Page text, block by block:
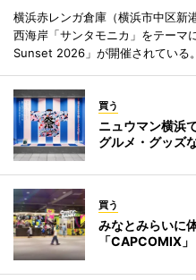
横浜赤レンガ倉庫（横浜市中区新
西海岸「サンタモニカ」をテーマ
Sunset 2026」が開催されている。
買う
ニュウマン横浜
グルメ・グッズ
買う
みなとみらいに
「CAPCOMIX」